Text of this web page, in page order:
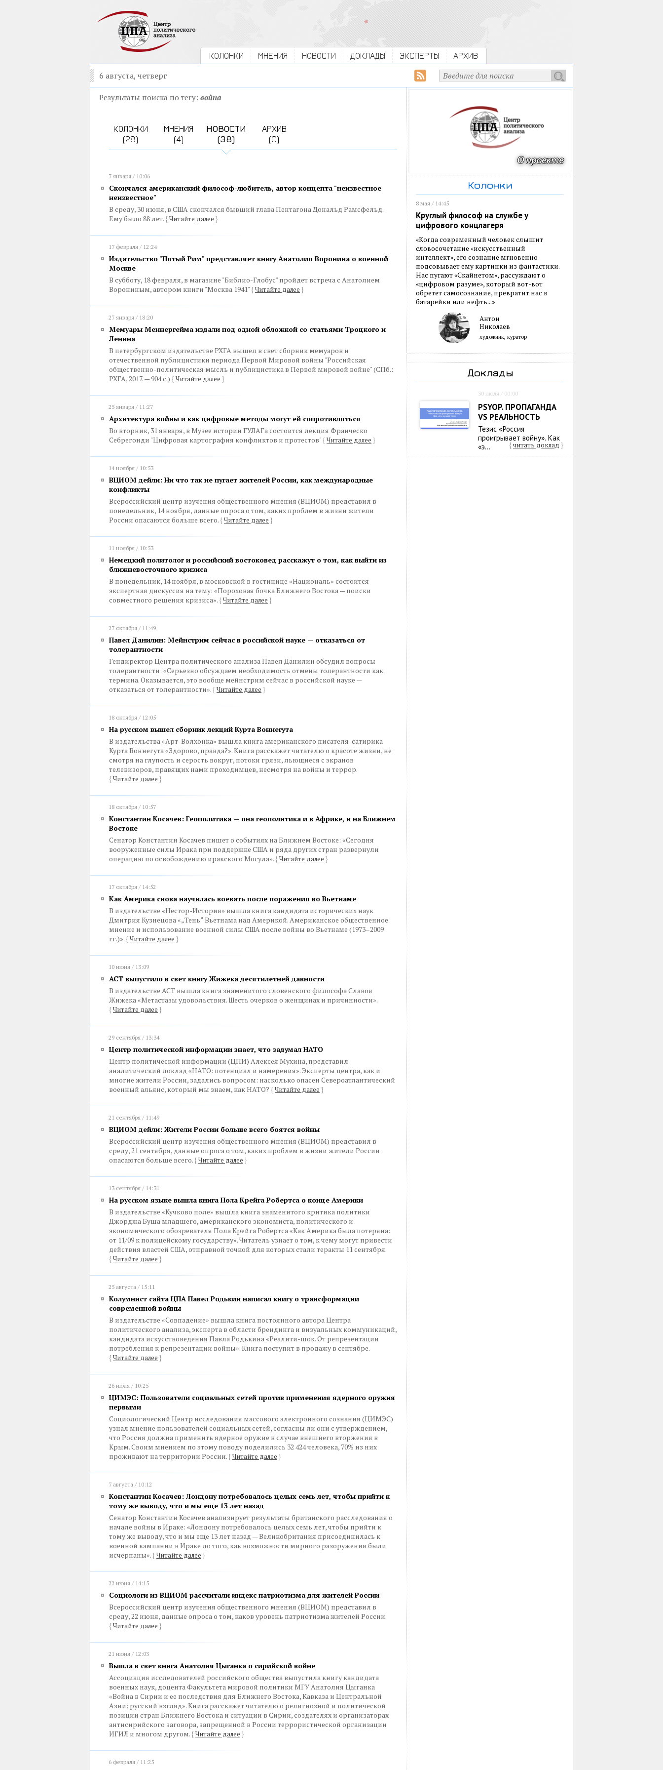
КОЛОНКИ МНЕНИЯ НОВОСТИ ДОКЛАДЫ ЭКСПЕРТЫ АРХИВ
6 августа, четверг
Результаты поиска по тегу: война
КОЛОНКИ
(28)
МНЕНИЯ
(4)
НОВОСТИ
(38)
АРХИВ
(0)
7 января / 10:06
Скончался американский философ-любитель, автор концепта "неизвестное
неизвестное"
В среду, 30 июня, в США скончался бывший глава Пентагона Дональд Рамсфельд.
Ему было 88 лет. { Читайте далее }
17 февраля / 12:24
Издательство "Пятый Рим" представляет книгу Анатолия Воронина о военной
Москве
В субботу, 18 февраля, в магазине "Библио-Глобус" пройдет встреча с Анатолием
Ворониным, автором книги "Москва 1941" { Читайте далее }
27 января / 18:20
Мемуары Меннергейма издали под одной обложкой со статьями Троцкого и
Ленина
В петербургском издательстве РХГА вышел в свет сборник мемуаров и
отечественной публицистики периода Первой Мировой войны "Российская
общественно-политическая мысль и публицистика в Первой мировой войне" (СПб.:
РХГА, 2017. — 904 с.) { Читайте далее }
25 января / 11:27
Архитектура войны и как цифровые методы могут ей сопротивляться
Во вторник, 31 января, в Музее истории ГУЛАГа состоится лекция Франческо
Себрегонди "Цифровая картография конфликтов и протестов" { Читайте далее }
14 ноября / 10:53
ВЦИОМ дейли: Ни что так не пугает жителей России, как международные
конфликты
Всероссийский центр изучения общественного мнения (ВЦИОМ) представил в
понедельник, 14 ноября, данные опроса о том, каких проблем в жизни жители
России опасаются больше всего. { Читайте далее }
11 ноября / 10:53
Немецкий политолог и российский востоковед расскажут о том, как выйти из
ближневосточного кризиса
В понедельник, 14 ноября, в московской в гостинице «Националь» состоится
экспертная дискуссия на тему: «Пороховая бочка Ближнего Востока — поиски
совместного решения кризиса». { Читайте далее }
27 октября / 11:49
Павел Данилин: Мейнстрим сейчас в российской науке — отказаться от
толерантности
Гендиректор Центра политического анализа Павел Данилин обсудил вопросы
толерантности: «Серьезно обсуждаем необходимость отмены толерантности как
термина. Оказывается, это вообще мейнстрим сейчас в российской науке —
отказаться от толерантности». { Читайте далее }
18 октября / 12:05
На русском вышел сборник лекций Курта Воннегута
В издательства «Арт-Волхонка» вышла книга американского писателя-сатирика
Курта Воннегута «Здорово, правда?». Книга расскажет читателю о красоте жизни, не
смотря на глупость и серость вокруг, потоки грязи, льющиеся с экранов
телевизоров, правящих нами проходимцев, несмотря на войны и террор.
{ Читайте далее }
18 октября / 10:57
Константин Косачев: Геополитика — она геополитика и в Африке, и на Ближнем
Востоке
Сенатор Константин Косачев пишет о событиях на Ближнем Востоке: «Сегодня
вооруженные силы Ирака при поддержке США и ряда других стран развернули
операцию по освобождению иракского Мосула». { Читайте далее }
17 октября / 14:52
Как Америка снова научилась воевать после поражения во Вьетнаме
В издательстве «Нестор-История» вышла книга кандидата исторических наук
Дмитрия Кузнецова «„Тень“ Вьетнама над Америкой. Американское общественное
мнение и использование военной силы США после войны во Вьетнаме (1973–2009
гг.)». { Читайте далее }
10 июня / 13:09
АСТ выпустило в свет книгу Жижека десятилетней давности
В издательстве АСТ вышла книга знаменитого словенского философа Славоя
Жижека «Метастазы удовольствия. Шесть очерков о женщинах и причинности».
{ Читайте далее }
29 сентября / 13:34
Центр политической информации знает, что задумал НАТО
Центр политической информации (ЦПИ) Алексея Мухина, представил
аналитический доклад «НАТО: потенциал и намерения». Эксперты центра, как и
многие жители России, задались вопросом: насколько опасен Североатлантический
военный альянс, который мы знаем, как НАТО? { Читайте далее }
21 сентября / 11:49
ВЦИОМ дейли: Жители России больше всего боятся войны
Всероссийский центр изучения общественного мнения (ВЦИОМ) представил в
среду, 21 сентября, данные опроса о том, каких проблем в жизни жители России
опасаются больше всего. { Читайте далее }
13 сентября / 14:31
На русском языке вышла книга Пола Крейга Робертса о конце Америки
В издательстве «Кучково поле» вышла книга знаменитого критика политики
Джорджа Буша младшего, американского экономиста, политического и
экономического обозревателя Пола Крейга Робертса «Как Америка была потеряна:
от 11/09 к полицейскому государству». Читатель узнает о том, к чему могут привести
действия властей США, отправной точкой для которых стали теракты 11 сентября.
{ Читайте далее }
25 августа / 15:11
Колумнист сайта ЦПА Павел Родькин написал книгу о трансформации
современной войны
В издательстве «Совпадение» вышла книга постоянного автора Центра
политического анализа, эксперта в области брендинга и визуальных коммуникаций,
кандидата искусствоведения Павла Родькина «Реалити-шок. От репрезентации
потребления к репрезентации войны». Книга поступит в продажу в сентябре.
{ Читайте далее }
26 июля / 10:25
ЦИМЭС: Пользователи социальных сетей против применения ядерного оружия
первыми
Социологический Центр исследования массового электронного сознания (ЦИМЭС)
узнал мнение пользователей социальных сетей, согласны ли они с утверждением,
что Россия должна применить ядерное оружие в случае внешнего вторжения в
Крым. Своим мнением по этому поводу поделились 32 424 человека, 70% из них
проживают на территории России. { Читайте далее }
7 августа / 10:12
Константин Косачев: Лондону потребовалось целых семь лет, чтобы прийти к
тому же выводу, что и мы еще 13 лет назад
Сенатор Константин Косачев анализирует результаты британского расследования о
начале войны в Ираке: «Лондону потребовалось целых семь лет, чтобы прийти к
тому же выводу, что и мы еще 13 лет назад — Великобритания присоединилась к
военной кампании в Ираке до того, как возможности мирного разоружения были
исчерпаны». { Читайте далее }
22 июня / 14:15
Социологи из ВЦИОМ рассчитали индекс патриотизма для жителей России
Всероссийский центр изучения общественного мнения (ВЦИОМ) представил в
среду, 22 июня, данные опроса о том, каков уровень патриотизма жителей России.
{ Читайте далее }
21 июня / 12:03
Вышла в свет книга Анатолия Цыганка о сирийской войне
Ассоциация исследователей российского общества выпустила книгу кандидата
военных наук, доцента Факультета мировой политики МГУ Анатолия Цыганка
«Война в Сирии и ее последствия для Ближнего Востока, Кавказа и Центральной
Азии: русский взгляд». Книга расскажет читателю о религиозной и политической
позиции стран Ближнего Востока и ситуации в Сирии, создателях и организаторах
антисирийского заговора, запрещенной в России террористической организации
ИГИЛ и многом другом. { Читайте далее }
6 февраля / 11:25
Колонки
8 мая / 14:45
Круглый философ на службе у
цифрового концлагеря
«Когда современный человек слышит
словосочетание «искусственный
интеллект», его сознание мгновенно
подсовывает ему картинки из фантастики.
Нас пугают «Скайнетом», рассуждают о
«цифровом разуме», который вот-вот
обретет самосознание, превратит нас в
батарейки или нефть...»
Антон
Николаев
художник, куратор
Доклады
30 июля / 00:00
PSYOP. ПРОПАГАНДА
VS РЕАЛЬНОСТЬ
Тезис «Россия
проигрывает войну». Как
«э...
{ читать доклад }